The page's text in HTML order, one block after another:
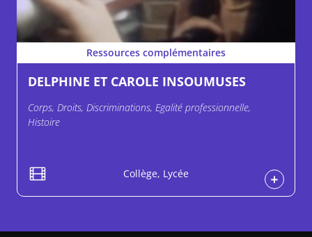
Ressources complémentaires
DELPHINE ET CAROLE INSOUMUSES
Corps, Droits, Discriminations, Egalité professionnelle,
Histoire
Collège, Lycée